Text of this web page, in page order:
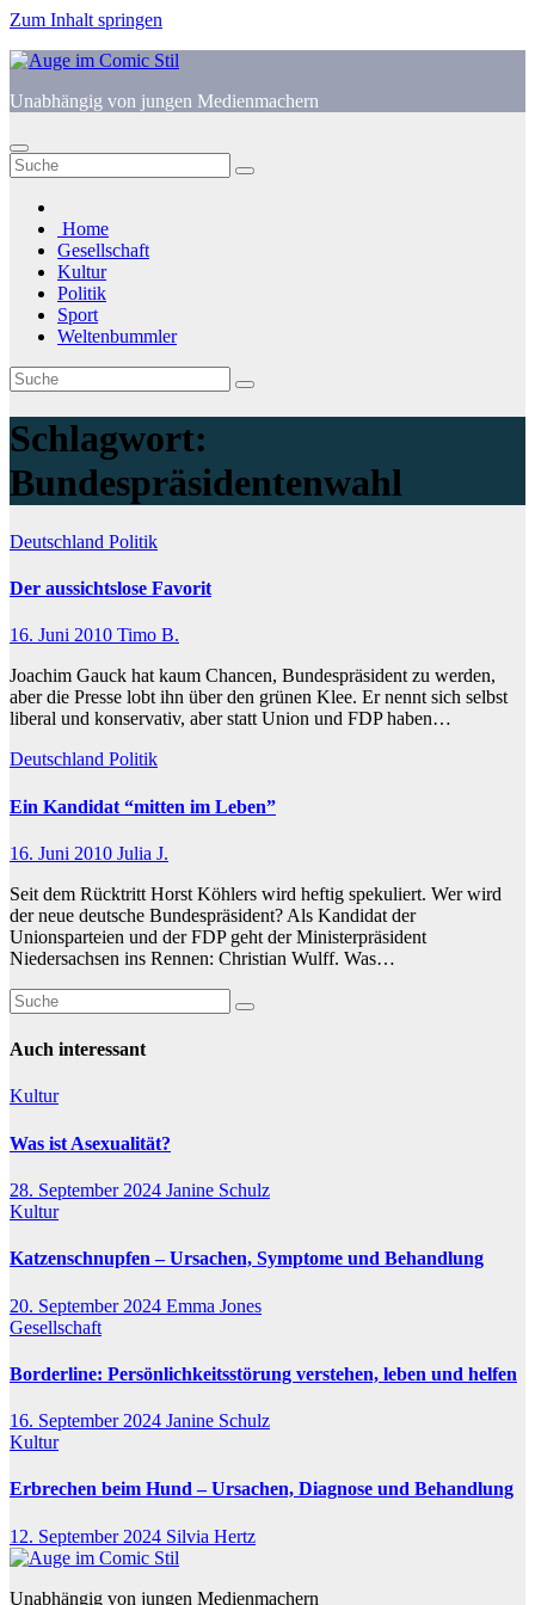
Zum Inhalt springen
Unabhängig von jungen Medienmachern
Home
Gesellschaft
Kultur
Politik
Sport
Weltenbummler
Schlagwort:
Bundespräsidentenwahl
Deutschland Politik
Der aussichtslose Favorit
16. Juni 2010 Timo B.
Joachim Gauck hat kaum Chancen, Bundespräsident zu werden,
aber die Presse lobt ihn über den grünen Klee. Er nennt sich selbst
liberal und konservativ, aber statt Union und FDP haben…
Deutschland Politik
Ein Kandidat “mitten im Leben”
16. Juni 2010 Julia J.
Seit dem Rücktritt Horst Köhlers wird heftig spekuliert. Wer wird
der neue deutsche Bundespräsident? Als Kandidat der
Unionsparteien und der FDP geht der Ministerpräsident
Niedersachsen ins Rennen: Christian Wulff. Was…
Auch interessant
Kultur
Was ist Asexualität?
28. September 2024 Janine Schulz
Kultur
Katzenschnupfen – Ursachen, Symptome und Behandlung
20. September 2024 Emma Jones
Gesellschaft
Borderline: Persönlichkeitsstörung verstehen, leben und helfen
16. September 2024 Janine Schulz
Kultur
Erbrechen beim Hund – Ursachen, Diagnose und Behandlung
12. September 2024 Silvia Hertz
Unabhängig von jungen Medienmachern